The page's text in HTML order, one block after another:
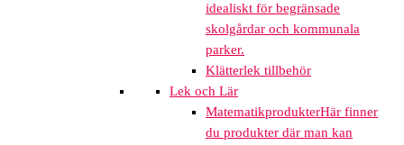
idealiskt för begränsade
skolgårdar och kommunala
parker.
Klätterlek tillbehör
Lek och Lär
MatematikprodukterHär finner
du produkter där man kan